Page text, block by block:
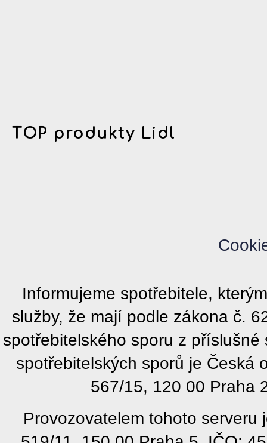
TOP produkty Lidl
Informujeme spotřebitele,
služby, že mají podle zákona č.
spotřebitelského sporu z
spotřebitelských sporů je Česká
567/15, 120 00 Praha
Provozovatelem tohoto